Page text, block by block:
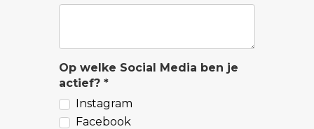
Op welke Social Media ben je
actief? *
Instagram
Facebook